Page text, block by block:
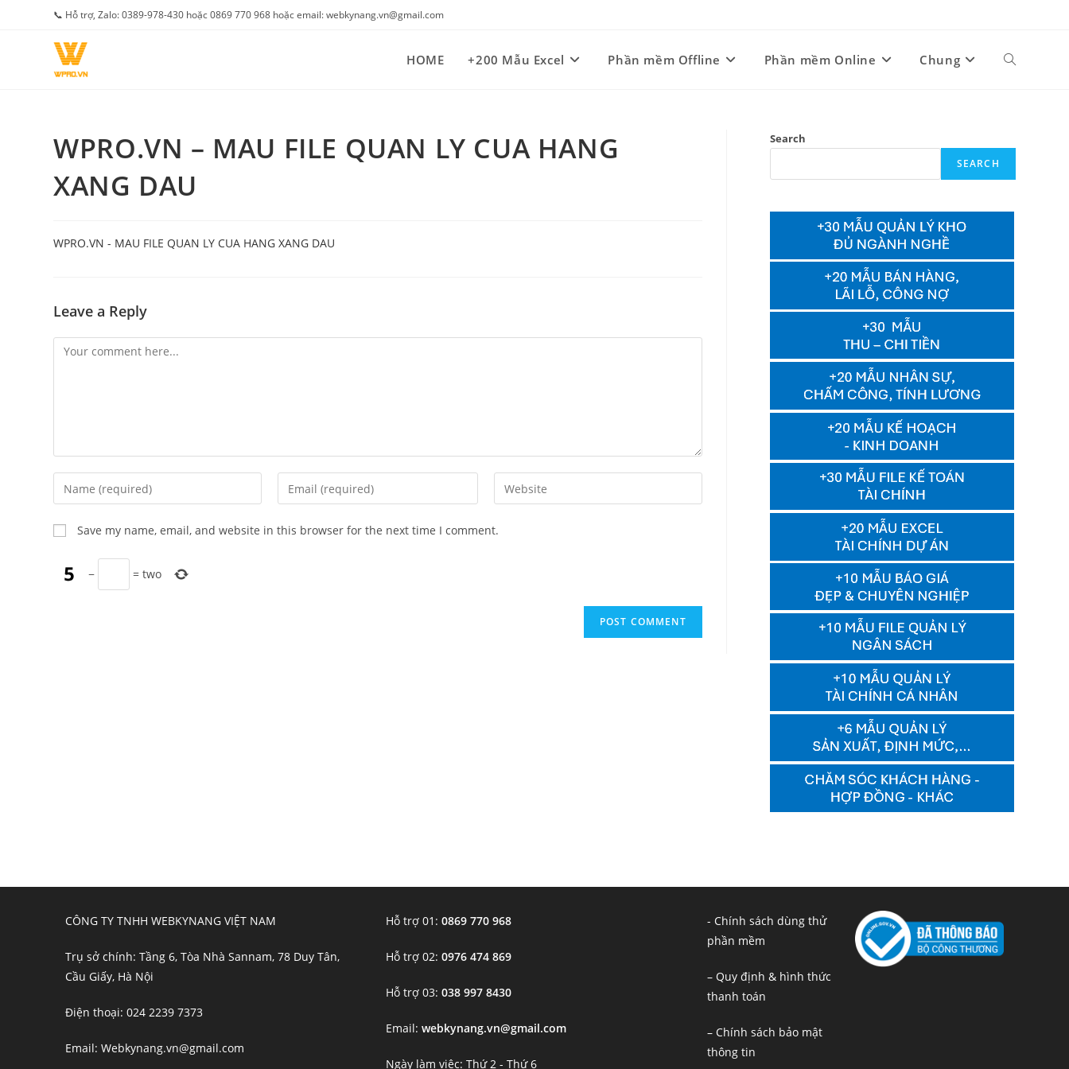
📞 Hỗ trợ, Zalo: 0389-978-430 hoặc 0869 770 968 hoặc email: webkynang.vn@gmail.com
HOME +200 Mẫu Excel Phần mềm Offline Phần mềm Online Chung Toggle
search
WPRO.VN – MAU FILE QUAN LY CUA HANG
XANG DAU
WPRO.VN - MAU FILE QUAN LY CUA HANG XANG DAU
Leave a Reply
Comment
Enter
your
name
or
username
Enter
your
Enter
your
Save my name, email, and website in this browser for the next time I comment.
− =two
Search
SEARCH
CÔNG TY TNHH WEBKYNANG VIỆT NAM
Trụ sở chính: Tầng 6, Tòa Nhà Sannam, 78 Duy Tân,
Cầu Giấy, Hà Nội
Điện thoại: 024 2239 7373
Email: Webkynang.vn@gmail.com
Hỗ trợ 01:0869 770 968
Hỗ trợ 02:0976 474 869
Hỗ trợ 03:038 997 8430
Email:webkynang.vn@gmail.com
Ngày làm việc: Thứ 2 - Thứ 6
- Chính sách dùng thử
phần mềm
– Quy định & hình thức
thanh toán
– Chính sách bảo mật
thông tin